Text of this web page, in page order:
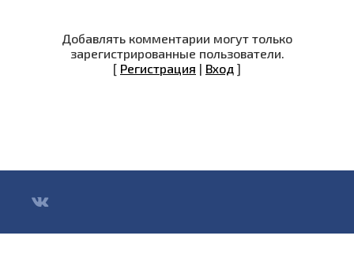
Добавлять комментарии могут только
зарегистрированные пользователи.
[ Регистрация | Вход ]